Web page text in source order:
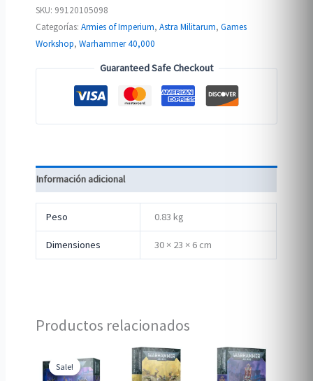
cantidad
SKU: 99120105098
Categorías:Armies of Imperium,Astra Militarum,Games
Workshop,Warhammer 40,000
Guaranteed Safe Checkout
Información adicional
Peso 0.83 kg
Dimensiones 30 × 23 × 6 cm
Productos relacionados
Sale!
Sale!